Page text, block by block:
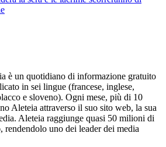
è un quotidiano di informazione gratuito
in sei lingue (francese, inglese,
e sloveno). Ogni mese, più di 10
Aleteia attraverso il suo sito web, la sua
Aleteia raggiunge quasi 50 milioni di
rendendolo uno dei leader dei media